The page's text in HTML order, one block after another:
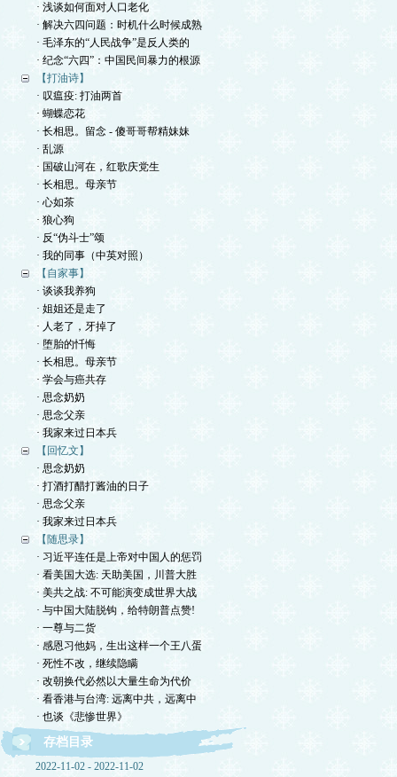
· 浅谈如何面对人口老化
· 解决六四问题：时机什么时候成熟
· 毛泽东的“人民战争”是反人类的
· 纪念“六四”：中国民间暴力的根源
【打油诗】
· 叹瘟疫: 打油两首
· 蝴蝶恋花
· 长相思。留念 - 傻哥哥帮精妹妹
· 乱源
· 国破山河在，红歌庆党生
· 长相思。母亲节
· 心如茶
· 狼心狗
· 反“伪斗士”颂
· 我的同事（中英对照）
【自家事】
· 谈谈我养狗
· 姐姐还是走了
· 人老了，牙掉了
· 堕胎的忏悔
· 长相思。母亲节
· 学会与癌共存
· 思念奶奶
· 思念父亲
· 我家来过日本兵
【回忆文】
· 思念奶奶
· 打酒打醋打酱油的日子
· 思念父亲
· 我家来过日本兵
【随思录】
· 习近平连任是上帝对中国人的惩罚
· 看美国大选: 天助美国，川普大胜
· 美共之战: 不可能演变成世界大战
· 与中国大陆脱钩，给特朗普点赞!
· 一尊与二货
· 感恩习他妈，生出这样一个王八蛋
· 死性不改，继续隐瞒
· 改朝换代必然以大量生命为代价
· 看香港与台湾: 远离中共，远离中
· 也谈《悲惨世界》
存档目录
2022-11-02 - 2022-11-02